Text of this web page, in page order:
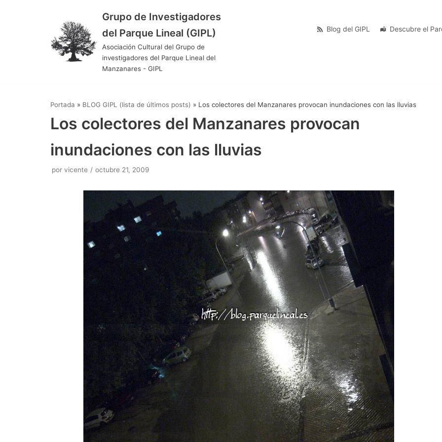
Grupo de Investigadores
del Parque Lineal (GIPL)
Asociación Cultural del Grupo de
investigadores del Parque Lineal del
Manzanares - GIPL
Blog del GIPL Descubre el
Portada » BLOG GIPL (lista de últimos posts) » Los colectores del Manzanares provocan inundaciones con las lluvias
Los colectores del Manzanares provocan
inundaciones con las lluvias
por vicente octubre 21, 2009